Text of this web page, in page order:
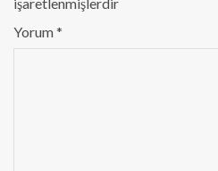
Yorum*